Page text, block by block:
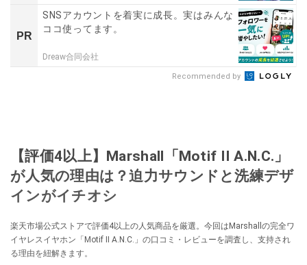
PR
SNSアカウントを着実に成長。実はみんな
ココ使ってます。
Dreaw合同会社
Recommended by
【評価4以上】Marshall「Motif II A.N.C.」
が人気の理由は？迫力サウンドと洗練デザ
インがイチオシ
楽天市場公式ストアで評価4以上の人気商品を厳選。今回はMarshallの完全ワ
イヤレスイヤホン「Motif II A.N.C.」の口コミ・レビューを調査し、支持され
る理由を紐解きます。